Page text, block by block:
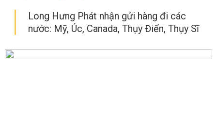
Long Hưng Phát nhận gửi hàng đi các
nước: Mỹ, Úc, Canada, Thụy Điển, Thụy Sĩ